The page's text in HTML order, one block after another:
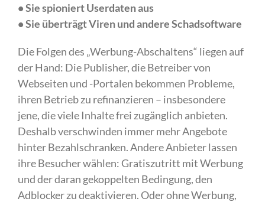
• Sie spioniert Userdaten aus
• Sie überträgt Viren und andere Schadsoftware
Die Folgen des „Werbung-Abschaltens“ liegen auf
der Hand: Die Publisher, die Betreiber von
Webseiten und -Portalen bekommen Probleme,
ihren Betrieb zu refinanzieren – insbesondere
jene, die viele Inhalte frei zugänglich anbieten.
Deshalb verschwinden immer mehr Angebote
hinter Bezahlschranken. Andere Anbieter lassen
ihre Besucher wählen: Gratiszutritt mit Werbung
und der daran gekoppelten Bedingung, den
Adblocker zu deaktivieren. Oder ohne Werbung,